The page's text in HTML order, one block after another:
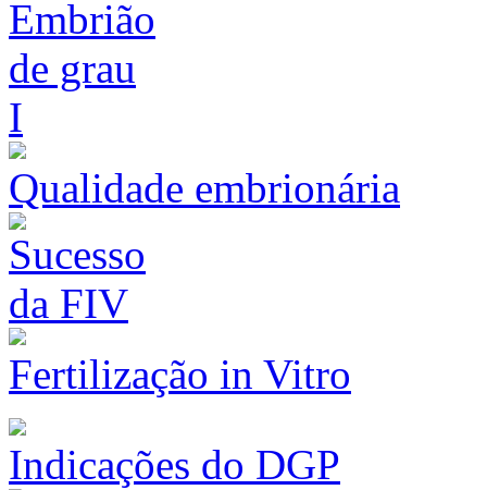
Qualidade embrionária
Fertilização in Vitro
Indicações do DGP